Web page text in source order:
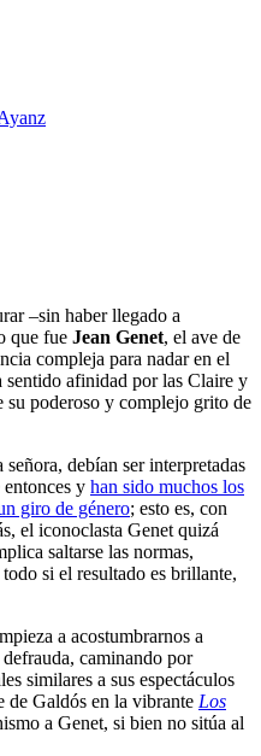
–sin haber llegado a
que fue Jean Genet, el ave de
compleja para nadar en el
sentido afinidad por las Claire y
su poderoso y complejo grito de
debían ser interpretadas
y han sido muchos los
giro de género; esto es, con
el iconoclasta Genet quizá
saltarse las normas,
si el resultado es brillante,
a acostumbrarnos a
caminando por
similares a sus espectáculos
de Galdós en la vibrante Los
a Genet, si bien no sitúa al